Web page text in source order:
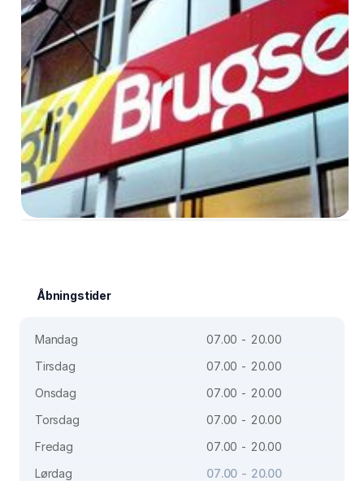
Åbningstider
Mandag
07.00 - 20.00
Tirsdag
07.00 - 20.00
Onsdag
07.00 - 20.00
Torsdag
07.00 - 20.00
Fredag
07.00 - 20.00
Lørdag
07.00 - 20.00